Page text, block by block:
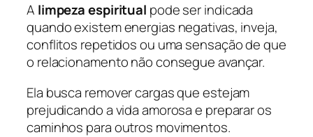
A limpeza espiritual pode ser indicada
quando existem energias negativas, inveja,
conflitos repetidos ou uma sensação de que
o relacionamento não consegue avançar.
Ela busca remover cargas que estejam
prejudicando a vida amorosa e preparar os
caminhos para outros movimentos.